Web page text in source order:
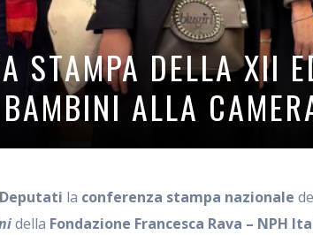
STAMPA DELLA XII
BAMBINI ALLA
la conferenza stampa nazionale
della Fondazione Francesca Rava – NPH